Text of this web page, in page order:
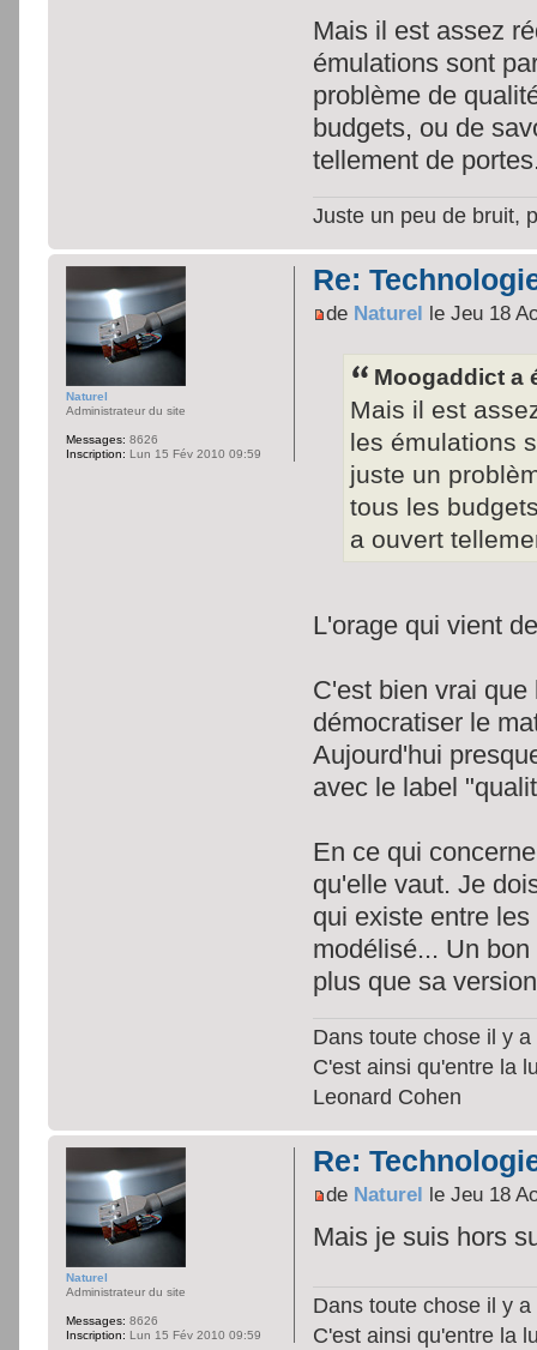
Mais il est assez
émulations sont
problème de
budgets, ou de
tellement de
Juste un peu de bruit,
Re:
de Naturel le Jeu 18
Moogaddict a
Mais il est
les émulations
juste un
tous les
a ouvert
L'orage qui vient
C'est bien vrai
démocratiser le
Aujourd'hui
avec le label
En ce qui
qu'elle vaut. Je
qui existe entre
modélisé... Un
plus que sa
Dans toute chose il y
C'est ainsi qu'entre la
Leonard Cohen
Naturel
Administrateur du site
Messages: 8626
Inscription: Lun 15 Fév 2010 09:59
Re:
de Naturel le Jeu 18
Mais je suis hors
Dans toute chose il y
C'est ainsi qu'entre la
Naturel
Administrateur du site
Messages: 8626
Inscription: Lun 15 Fév 2010 09:59